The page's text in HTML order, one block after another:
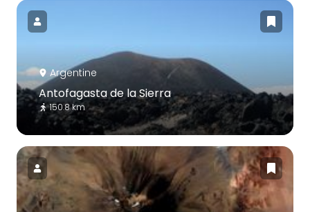
Argentine
Antofagasta de la Sierra
150.8 km